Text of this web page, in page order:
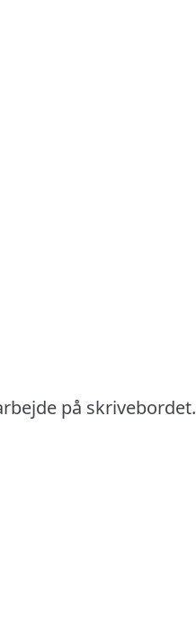
på skrivebordet.